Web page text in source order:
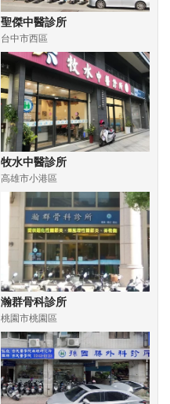
聖傑中醫診所
台中市西區
牧水中醫診所
高雄市小港區
瀚群骨科診所
桃園市桃園區